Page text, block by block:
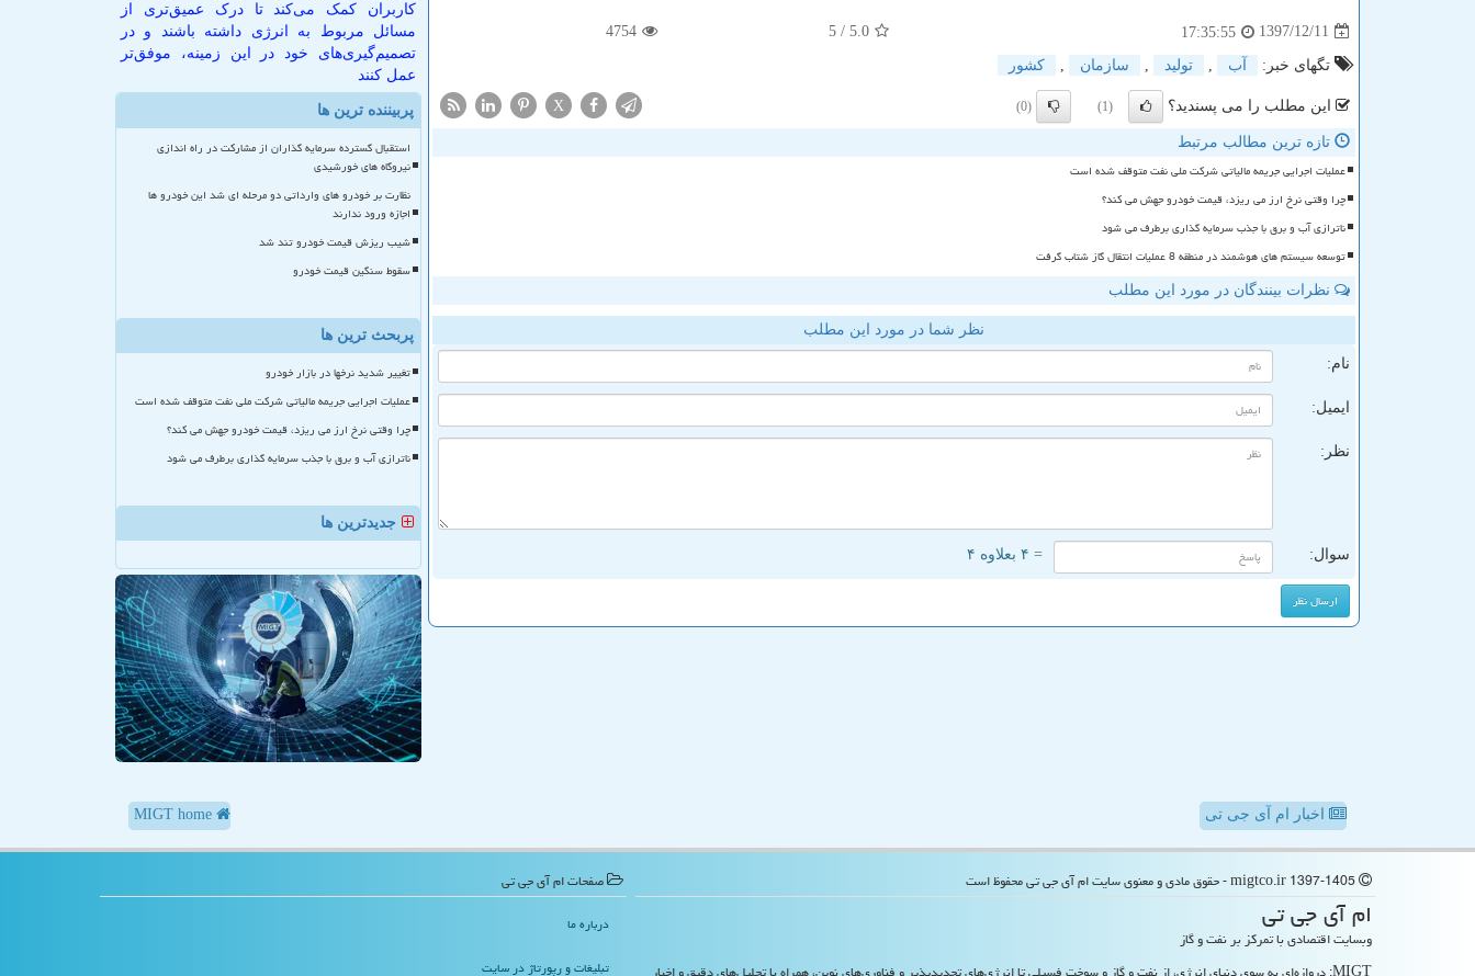
1397/12/11
17:35:55
5.0
/ 5
4754
تگهای خبر: آب تولید سازمان كشور
این مطلب را می پسندید؟ (1)
(0)
X
تازه ترین مطالب مرتبط
عملیات اجرایی جریمه مالیاتی شرکت ملی نفت متوقف شده است
چرا وقتی نرخ ارز می ریزد، قیمت خودرو جهش می کند؟
ناترازی آب و برق با جذب سرمایه گذاری برطرف می شود
توسعه سیستم های هوشمند در منطقه 8 عملیات انتقال گاز شتاب گرفت
نظرات بینندگان در مورد این مطلب
نظر شما در مورد این مطلب
نام:
ایمیل:
نظر:
سوال: = ۴ بعلاوه ۴
کاربران کمک می‌کند تا درک عمیق‌تری از
مسائل مربوط به انرژی داشته باشند و در
تصمیم‌گیری‌های خود در این زمینه، موفق‌تر
عمل کنند
پربیننده ترین ها
استقبال گسترده سرمایه گذاران از مشارکت در راه اندازی
نیروگاه های خورشیدی
نظارت بر خودرو های وارداتی دو مرحله ای شد این خودرو ها
اجازه ورود ندارند
شیب ریزش قیمت خودرو تند شد
سقوط سنگین قیمت خودرو
پربحث ترین ها
تغییر شدید نرخها در بازار خودرو
عملیات اجرایی جریمه مالیاتی شرکت ملی نفت متوقف شده است
چرا وقتی نرخ ارز می ریزد، قیمت خودرو جهش می کند؟
ناترازی آب و برق با جذب سرمایه گذاری برطرف می شود
جدیدترین ها
اخبار ام آی جی تی
ام آی جی تی
وبسایت اقتصادی با تمرکز بر نفت و گاز
صفحات ام آی جی تی
درباره ما
تبلیغات و رپورتاژ در سایت